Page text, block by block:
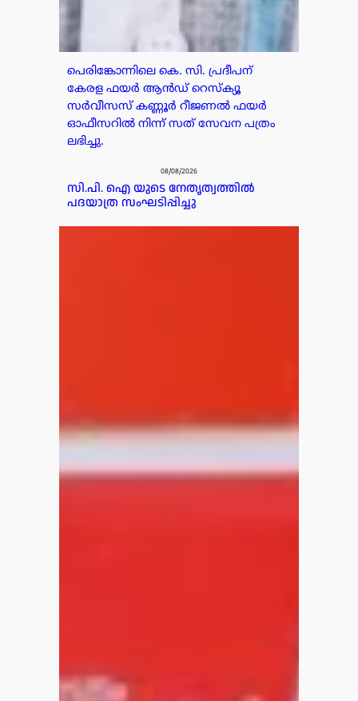
പെരിങ്കോന്നിലെ കെ. സി. പ്രദീപന്
കേരള ഫയർ ആൻഡ് റെസ്ക്യൂ
സർവീസസ് കണ്ണൂർ റീജണൽ ഫയർ
ഓഫീസറിൽ നിന്ന് സത് സേവന പത്രം
ലഭിച്ചു.
08/08/2026
സി.പി. ഐ യുടെ നേതൃത്വത്തിൽ
പദയാത്ര സംഘടിപ്പിച്ചു